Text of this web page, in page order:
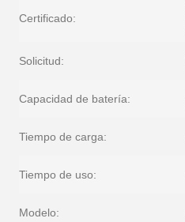
Certificado:
Solicitud:
Capacidad de batería:
Tiempo de carga:
Tiempo de uso:
Modelo: